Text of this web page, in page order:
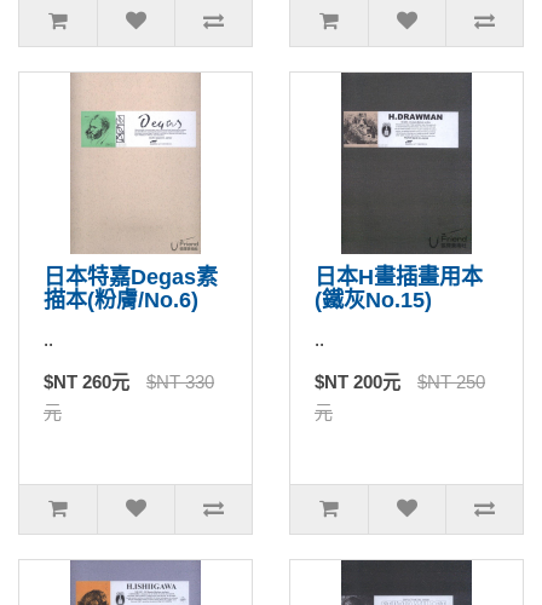
日本特嘉Degas素
描本(粉膚/No.6)
..
$NT 260元
$NT 330
元
日本H畫插畫用本
(鐵灰No.15)
..
$NT 200元
$NT 250
元